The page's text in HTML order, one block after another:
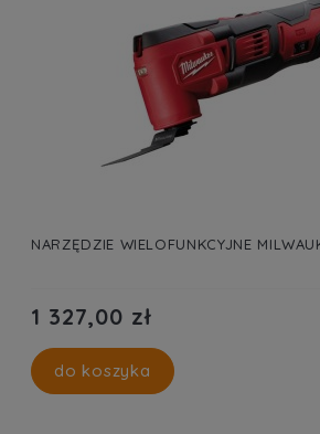
NARZĘDZIE WIELOFUNKCYJNE
1 327,00 zł
do koszyka